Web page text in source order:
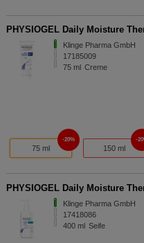
PHYSIOGEL Daily Moisture
Klinge Pharma GmbH
17185009
75 ml Creme
75 ml
20%
150 ml
PHYSIOGEL Daily Moisture
Klinge Pharma GmbH
17418086
400 ml Seife